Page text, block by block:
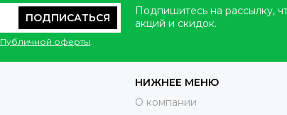
ПОДПИСАТЬСЯ
Публичной оферты.
Подпишитесь на рассылку,
акций и скидок.
НИЖНЕЕ МЕНЮ
О компании